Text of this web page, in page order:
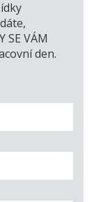
VÁM
den.